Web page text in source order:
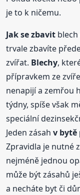
je to k ničemu.
Jak se zbavit
trvale zbavíte
zvířat. Blechy,
přípravkem ze
nenapijí a zemřou
týdny, spíše však
speciální
Jeden zásahv bytě
Zpravidla je nutné
nejméně jednou
může být zásahů
a necháte byt či